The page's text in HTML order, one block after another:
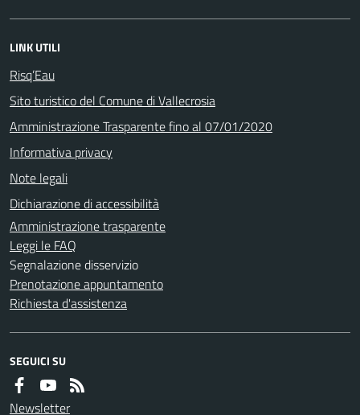
LINK UTILI
Risq’Eau
Sito turistico del Comune di Vallecrosia
Amministrazione Trasparente fino al 07/01/2020
Informativa privacy
Note legali
Dichiarazione di accessibilità
Amministrazione trasparente
Leggi le FAQ
Segnalazione disservizio
Prenotazione appuntamento
Richiesta d'assistenza
SEGUICI SU
Newsletter